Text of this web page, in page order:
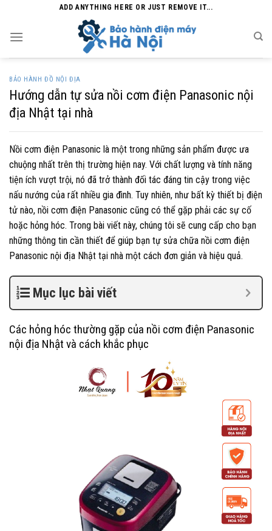
content
ADD ANYTHING HERE OR JUST REMOVE IT...
BẢO HÀNH ĐỒ NỘI ĐỊA
Hướng dẫn tự sửa nồi cơm điện Panasonic nội
địa Nhật tại nhà
Nồi cơm điện Panasonic là một trong những sản phẩm được ưa
chuộng nhất trên thị trường hiện nay. Với chất lượng và tính năng
tiện ích vượt trội, nó đã trở thành đối tác đáng tin cậy trong việc
nấu nướng của rất nhiều gia đình. Tuy nhiên, như bất kỳ thiết bị điện
tử nào, nồi cơm điện Panasonic cũng có thể gặp phải các sự cố
hoặc hỏng hóc. Trong bài viết này, chúng tôi sẽ cung cấp cho bạn
những thông tin cần thiết để giúp bạn tự sửa chữa nồi cơm điện
Panasonic nội địa Nhật tại nhà một cách đơn giản và hiệu quả.
Mục lục bài viết
Các hỏng hóc thường gặp của nồi cơm điện Panasonic
nội địa Nhật và cách khắc phục